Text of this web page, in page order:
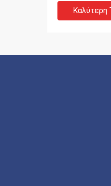
S31673 1,4441
Καλύτερη